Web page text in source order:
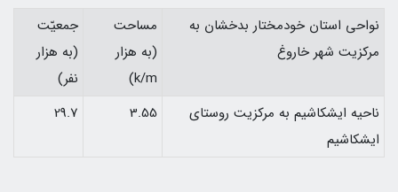
نواحي استان خودمختار بدخشان به
مركزيت شهر خاروغ
مساحت
(به هزار
k/m)
جمعيّت
(به هزار
نفر)
ناحيه ایشكاشيم به مركزيت روستای
ایشكاشيم
3.55
29.7